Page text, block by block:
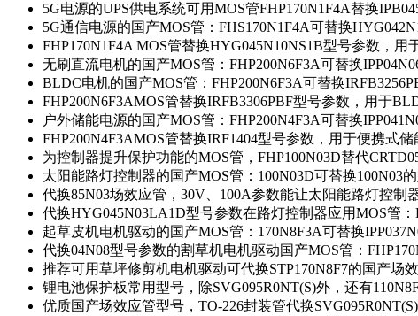
5G电源的UPS供电系统可用MOS管FHP170N1F4A替换
5G通信电源的国产MOS管：FHS170N1F4A可替换
FHP170N1F4A MOS管替换HYG045N10NS1B型号参数，用
无刷直流电机的国产MOS管：FHP200N6F3A可替换
BLDC电机的国产MOS管：FHP200N6F3A可替换
FHP200N6F3AMOS管替换IRFB3306PBF型号参数，用于
户外储能电源的国产MOS管：FHP200N4F3A可替换
FHP200N4F3AMOS管替换IRF1404型号参数，用于便携式储
为控制器提升保护功能的MOS管，FHP100N03D替代
太阳能路灯控制器的国产MOS管：100N03D可替换100N03的
代换85N03场效应管，30V、100A参数能让太阳能路灯控制
代换HYG045N03LA1D型号参数在路灯控制器应用MOS管：
起草皮机电机驱动的国产MOS管：170N8F3A可替换
代换04N08型号参数的割草机电机驱动国产MOS管：
推荐可用草坪修剪机电机驱动可代换STP170N8F7的国产场效
锂电池保护板常用型号，除SVG095R0NT(S)外，还有
优质国产场效应管型号，TO-226封装管代换